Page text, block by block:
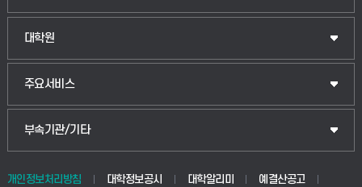
법경영학부
대학원
일반대학원
산업대학원
공공정책대학원
주요서비스
입학안내
웹메일
부속기관/기타
중앙도서관
학생생활관(안성)
개인정보처리방침 대학정보공시 대학알리미
예결산공고